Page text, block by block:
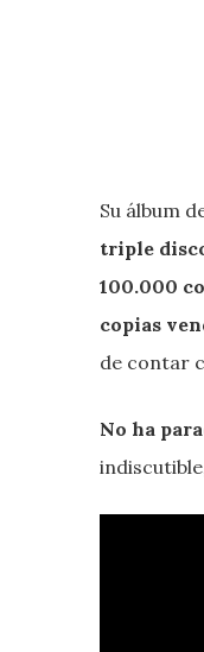
Su álbum
triple
100.000
copias
de contar
No ha